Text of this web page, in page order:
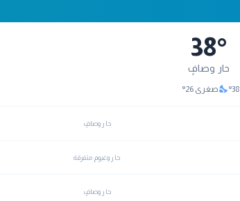
38°
حار وصافٍ
38
°
nights_stayصغرى 26
°
حار وصافٍ
حار وغيوم متفرقة
حار وصافٍ